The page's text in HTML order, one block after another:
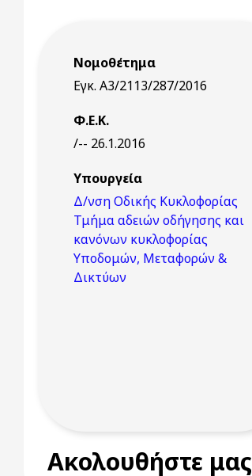
Νομοθέτημα
Εγκ. Α3/2113/287/2016
Φ.Ε.Κ.
/-- 26.1.2016
Υπουργεία
Δ/νση Οδικής Κυκλοφορίας
Τμήμα αδειών οδήγησης και
κανόνων κυκλοφορίας
Υποδομών, Μεταφορών &
Δικτύων
Ακολουθήστε μας